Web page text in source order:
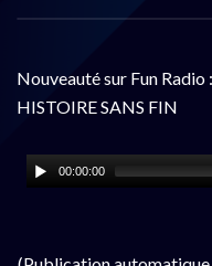
Nouveauté sur Fun
HISTOIRE SANS FIN
00:00:00